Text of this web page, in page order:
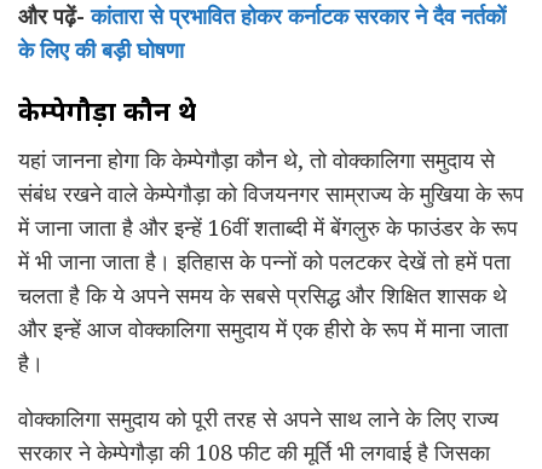
और पढ़ें-कांतारा से प्रभावित होकर कर्नाटक सरकार ने दैव नर्तकों
के लिए की बड़ी घोषणा
केम्पेगौड़ा कौन थे
यहां जानना होगा कि केम्पेगौड़ा कौन थे, तो वोक्कालिगा समुदाय से
संबंध रखने वाले केम्पेगौड़ा को विजयनगर साम्राज्य के मुखिया के रूप
में जाना जाता है और इन्हें 16वीं शताब्दी में बेंगलुरु के फाउंडर के रूप
में भी जाना जाता है। इतिहास के पन्नों को पलटकर देखें तो हमें पता
चलता है कि ये अपने समय के सबसे प्रसिद्ध और शिक्षित शासक थे
और इन्हें आज वोक्कालिगा समुदाय में एक हीरो के रूप में माना जाता
है।
वोक्कालिगा समुदाय को पूरी तरह से अपने साथ लाने के लिए राज्य
सरकार ने केम्पेगौड़ा की 108 फीट की मूर्ति भी लगवाई है जिसका